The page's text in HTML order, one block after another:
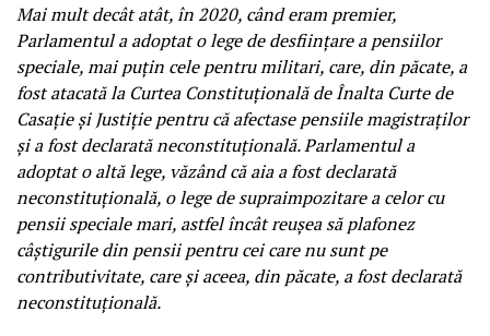
Mai mult decât atât, în 2020, când eram premier,
Parlamentul a adoptat o lege de desfiinţare a pensiilor
speciale, mai puţin cele pentru militari, care, din păcate, a
fost atacată la Curtea Constituţională de Înalta Curte de
Casaţie şi Justiţie pentru că afectase pensiile magistraţilor
şi a fost declarată neconstituţională. Parlamentul a
adoptat o altă lege, văzând că aia a fost declarată
neconstituţională, o lege de supraimpozitare a celor cu
pensii speciale mari, astfel încât reuşea să plafonez
câştigurile din pensii pentru cei care nu sunt pe
contributivitate, care şi aceea, din păcate, a fost declarată
neconstituţională.